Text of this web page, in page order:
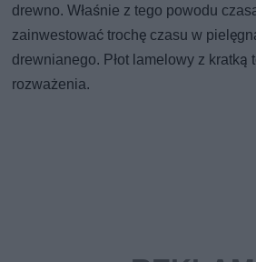
drewno. Właśnie z tego powodu
zainwestować trochę czasu w
drewnianego. Płot lamelowy z kratką
rozważenia.